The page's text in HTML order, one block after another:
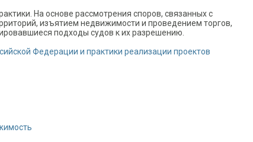
На основе рассмотрения споров, связанных с
изъятием недвижимости и проведением торгов,
подходы судов к их разрешению.
Федерации и практики реализации проектов